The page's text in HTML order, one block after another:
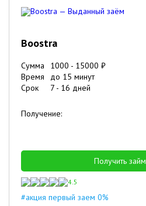
Boostra
Сумма 1000 - 15000 ₽
Время
до 15 минут
Срок
7 - 16 дней
Получение:
Получить займ
4.5
#акция первый заем 0%